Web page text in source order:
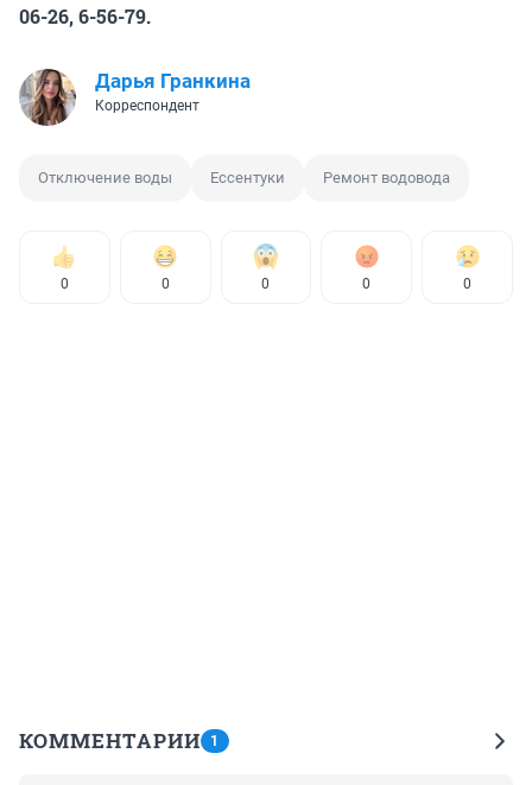
06-26, 6-56-79.
Дарья Гранкина
Корреспондент
Отключение воды Ессентуки Ремонт водовода
0 0 0 0 0
КОММЕНТАРИИ 1